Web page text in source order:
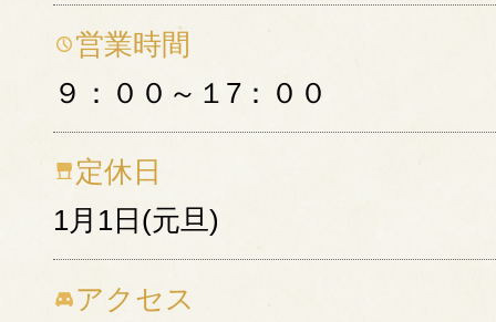
営業時間
９：００～１7：００
定休日
1月1日(元旦)
アクセス